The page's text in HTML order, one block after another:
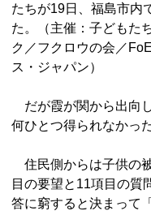
たちが19日、福島市内
た。（主催：子どもた
ク／フクロウの会／
ス・ジャパン）
だが霞が関から出向
何ひとつ得られなかった
住民側からは子供の
目の要望と11項目の質
答に窮すると決まって